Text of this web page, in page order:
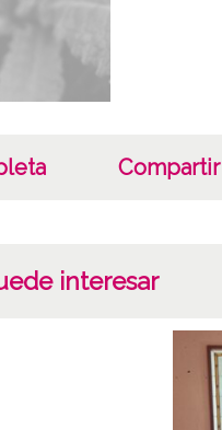
Compartir
interesar